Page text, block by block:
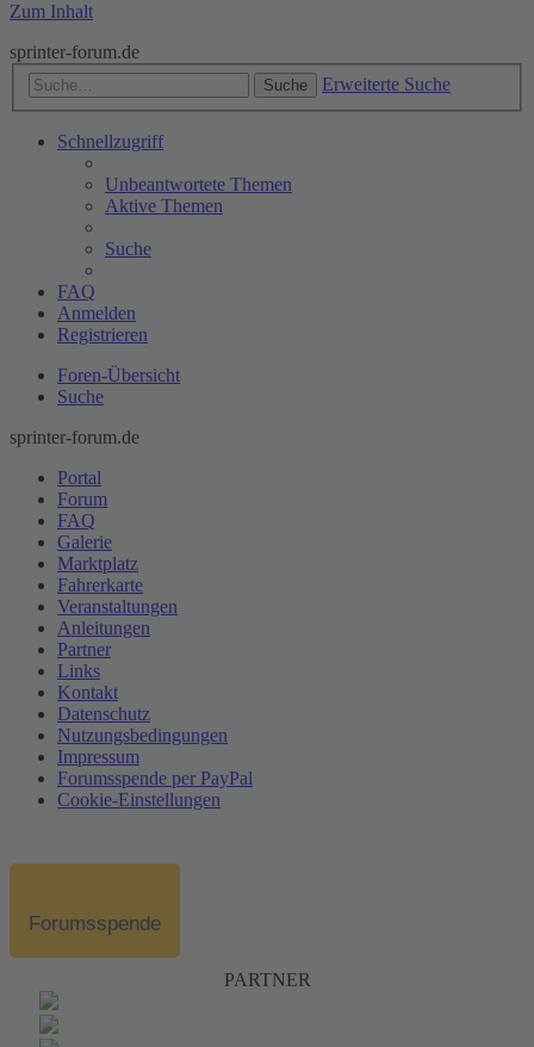
Zum Inhalt
sprinter-forum.de
Suche Erweiterte Suche
Schnellzugriff
Unbeantwortete Themen
Aktive Themen
Suche
FAQ
Anmelden
Registrieren
Foren-Übersicht
Suche
sprinter-forum.de
Portal
Forum
FAQ
Galerie
Marktplatz
Fahrerkarte
Veranstaltungen
Anleitungen
Partner
Links
Kontakt
Datenschutz
Nutzungsbedingungen
Impressum
Forumsspende per PayPal
Cookie-Einstellungen
Forumsspende
PARTNER